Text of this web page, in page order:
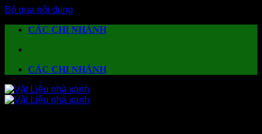
Bỏ qua nội dung
CÁC CHI NHÁNH
CÁC CHI NHÁNH